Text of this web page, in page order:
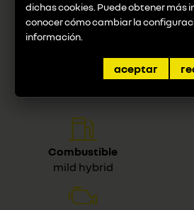
TCE 140CV GPF TECHNO FAST
Combustible
mild hybrid
dichas cookies. Puede obtener más
conocer cómo cambiar la
información
aceptar